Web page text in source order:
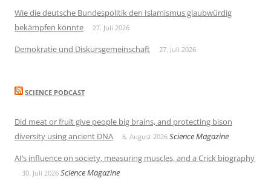
Wie die deutsche Bundespolitik den Islamismus glaubwürdig
bekämpfen könnte
27. Juli 2026
Demokratie und Diskursgemeinschaft 27. Juli 2026
SCIENCE PODCAST
Did meat or fruit give people big brains, and protecting bison
diversity using ancient DNA
6. August 2026 Science Magazine
AI’s influence on society, measuring muscles, and a Crick biography
30. Juli 2026 Science Magazine